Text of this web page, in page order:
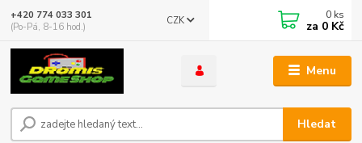
Menu
CZK
Hledat
+420 774 033 301
(Po-Pá, 8-16 hod.)
0 ks
za 0 Kč